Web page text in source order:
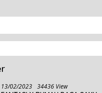
13/02/2023 34436 View